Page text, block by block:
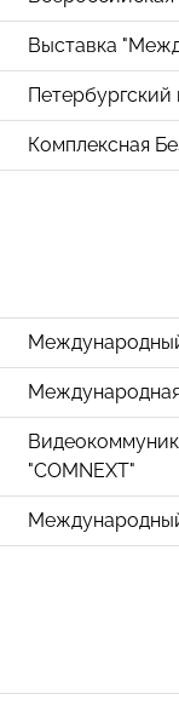
Выставка
Комплексная
"COMNEXT"